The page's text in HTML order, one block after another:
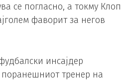
се погласно, а токму Клоп
фаворит за негов
инсајдер
тренер на